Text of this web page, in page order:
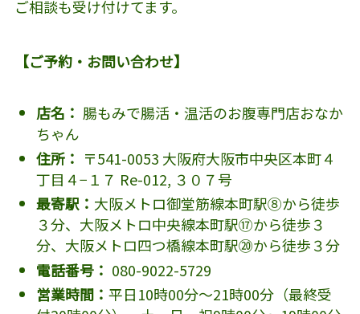
ご相談も受け付けてます。
【ご予約・お問い合わせ】
店名： 腸もみで腸活・温活のお腹専門店おなか
ちゃん
住所： 〒541-0053 大阪府大阪市中央区本町４
丁目４−１７ Re-012, ３０７号
最寄駅： 大阪メトロ御堂筋線本町駅⑧から徒歩
３分、大阪メトロ中央線本町駅⑰から徒歩３
分、大阪メトロ四つ橋線本町駅⑳から徒歩３分
電話番号： 080-9022-5729
営業時間： 平日10時00分～21時00分（最終受